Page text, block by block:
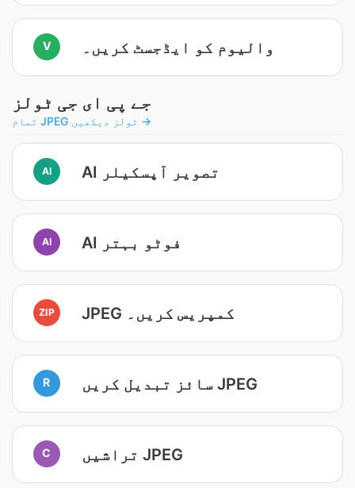
V والیوم کو ایڈجسٹ کریں۔
جے پی ای جی ٹولز
تمام JPEG ٹولز دیکھیں →
AI AI تصویر آپسکیلر
AI AI فوٹو بہتر
ZIP JPEG کمپریس کریں۔
R سائز تبدیل کریں JPEG
C تراشیں JPEG